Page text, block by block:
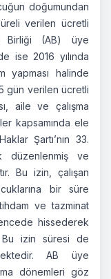
doğumundan
verilen ücretli
Birliği (AB) üye
ise 2016 yılında
yapması halinde
gün verilen ücretli
aile ve çalışma
kapsamında ele
Şartı’nın 33.
düzenlenmiş ve
Bu izin, çalışan
bir süre
ve tazminat
hissederek
Bu izin süresi de
AB üye
dönemleri göz